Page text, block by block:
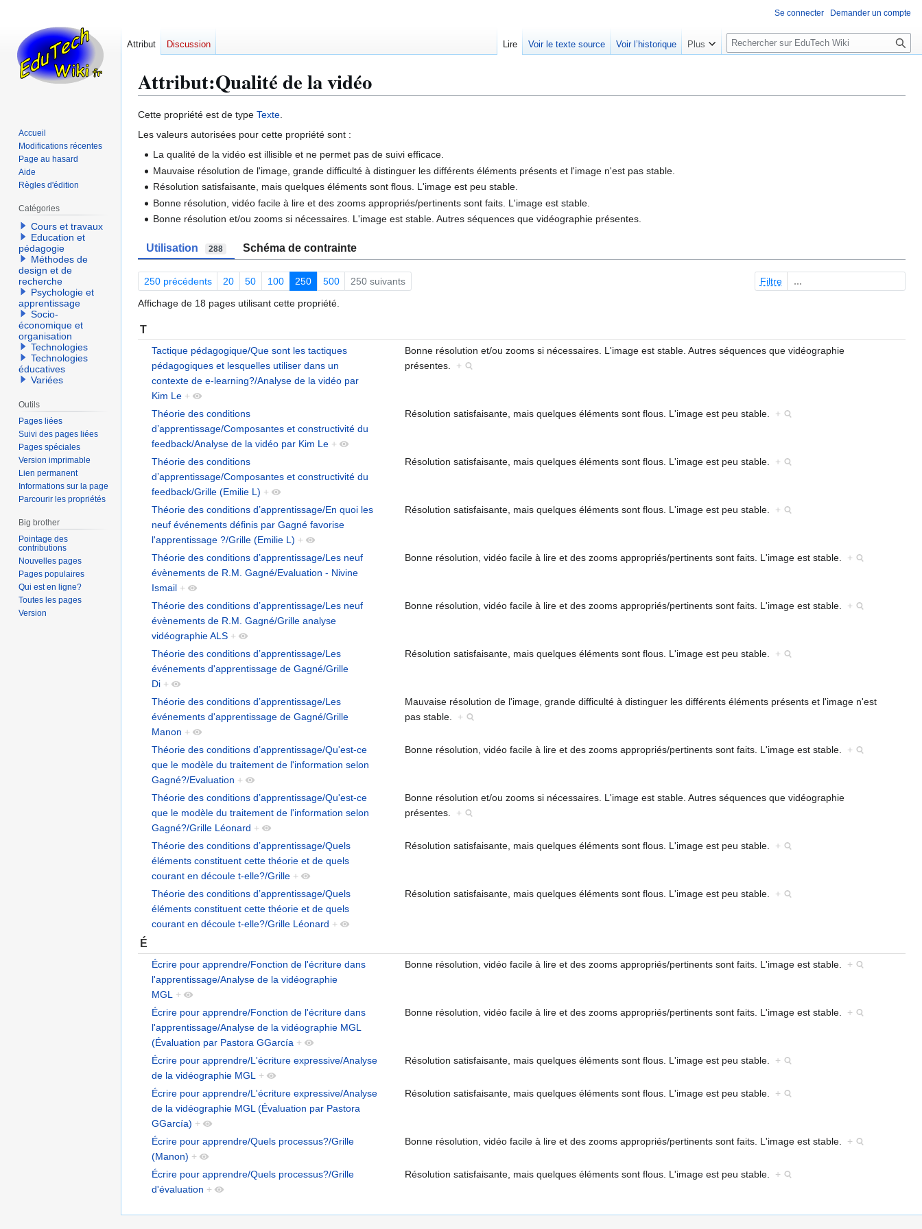
Attribut:Qualité de la vidéo
Aller
à
navigation
Aller
à
recherche
Cette propriété est de type Texte.
Les valeurs autorisées pour cette propriété sont :
La qualité de la vidéo est illisible et ne permet pas de suivi efficace.
Mauvaise résolution de l'image, grande difficulté à distinguer les différents éléments présents et l'image n'est pas stable.
Résolution satisfaisante, mais quelques éléments sont flous. L'image est peu stable.
Bonne résolution, vidéo facile à lire et des zooms appropriés/pertinents sont faits. L'image est stable.
Bonne résolution et/ou zooms si nécessaires. L'image est stable. Autres séquences que vidéographie présentes.
Utilisation 288 Schéma de contrainte
250 précédents 20 50 100 250 500 250 suivants Filtre
Affichage de 18 pages utilisant cette propriété.
T
Tactique pédagogique/Que sont les tactiques
pédagogiques et lesquelles utiliser dans un
contexte de e-learning?/Analyse de la vidéo par
Kim Le +
Bonne résolution et/ou zooms si nécessaires. L'image est stable. Autres séquences que vidéographie
présentes. +
Théorie des conditions
d’apprentissage/Composantes et constructivité du
feedback/Analyse de la vidéo par Kim Le +
Résolution satisfaisante, mais quelques éléments sont flous. L'image est peu stable. +
Théorie des conditions
d’apprentissage/Composantes et constructivité du
feedback/Grille (Emilie L) +
Résolution satisfaisante, mais quelques éléments sont flous. L'image est peu stable. +
Théorie des conditions d’apprentissage/En quoi les
neuf événements définis par Gagné favorise
l'apprentissage ?/Grille (Emilie L) +
Résolution satisfaisante, mais quelques éléments sont flous. L'image est peu stable. +
Théorie des conditions d’apprentissage/Les neuf
évènements de R.M. Gagné/Evaluation - Nivine
Ismail +
Bonne résolution, vidéo facile à lire et des zooms appropriés/pertinents sont faits. L'image est stable. +
Théorie des conditions d’apprentissage/Les neuf
évènements de R.M. Gagné/Grille analyse
vidéographie ALS +
Bonne résolution, vidéo facile à lire et des zooms appropriés/pertinents sont faits. L'image est stable. +
Théorie des conditions d’apprentissage/Les
événements d'apprentissage de Gagné/Grille
Di +
Résolution satisfaisante, mais quelques éléments sont flous. L'image est peu stable. +
Théorie des conditions d’apprentissage/Les
événements d'apprentissage de Gagné/Grille
Manon +
Mauvaise résolution de l'image, grande difficulté à distinguer les différents éléments présents et l'image n'est
pas stable. +
Théorie des conditions d’apprentissage/Qu'est-ce
que le modèle du traitement de l'information selon
Gagné?/Evaluation +
Bonne résolution, vidéo facile à lire et des zooms appropriés/pertinents sont faits. L'image est stable. +
Théorie des conditions d’apprentissage/Qu'est-ce
que le modèle du traitement de l'information selon
Gagné?/Grille Léonard +
Bonne résolution et/ou zooms si nécessaires. L'image est stable. Autres séquences que vidéographie
présentes. +
Théorie des conditions d’apprentissage/Quels
éléments constituent cette théorie et de quels
courant en découle t-elle?/Grille +
Résolution satisfaisante, mais quelques éléments sont flous. L'image est peu stable. +
Théorie des conditions d’apprentissage/Quels
éléments constituent cette théorie et de quels
courant en découle t-elle?/Grille Léonard +
Résolution satisfaisante, mais quelques éléments sont flous. L'image est peu stable. +
É
Écrire pour apprendre/Fonction de l'écriture dans
l'apprentissage/Analyse de la vidéographie
MGL +
Bonne résolution, vidéo facile à lire et des zooms appropriés/pertinents sont faits. L'image est stable. +
Écrire pour apprendre/Fonction de l'écriture dans
l'apprentissage/Analyse de la vidéographie MGL
(Évaluation par Pastora GGarcía +
Bonne résolution, vidéo facile à lire et des zooms appropriés/pertinents sont faits. L'image est stable. +
Écrire pour apprendre/L'écriture expressive/Analyse
de la vidéographie MGL +
Résolution satisfaisante, mais quelques éléments sont flous. L'image est peu stable. +
Écrire pour apprendre/L'écriture expressive/Analyse
de la vidéographie MGL (Évaluation par Pastora
GGarcía) +
Résolution satisfaisante, mais quelques éléments sont flous. L'image est peu stable. +
Écrire pour apprendre/Quels processus?/Grille
(Manon) +
Bonne résolution, vidéo facile à lire et des zooms appropriés/pertinents sont faits. L'image est stable. +
Écrire pour apprendre/Quels processus?/Grille
d'évaluation +
Résolution satisfaisante, mais quelques éléments sont flous. L'image est peu stable. +
Se connecter Demander un compte
Attribut Discussion Lire Voir le texte source Voir l’historique Plus
R
e
e
Accueil
Modifications récentes
Page au hasard
Aide
Règles d'édition
Catégories
Cours et travaux
Education et
pédagogie
Méthodes de
design et de
recherche
Psychologie et
apprentissage
Socio-
économique et
organisation
Technologies
Technologies
éducatives
Variées
Outils
Pages liées
Suivi des pages liées
Pages spéciales
Version imprimable
Lien permanent
Informations sur la page
Parcourir les propriétés
Big brother
Pointage des
contributions
Nouvelles pages
Pages populaires
Qui est en ligne?
Toutes les pages
Version